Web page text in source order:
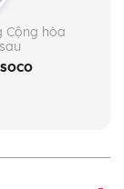
Cộng hòa